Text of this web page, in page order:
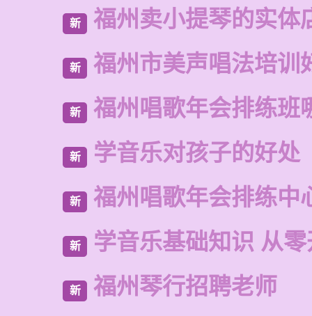
新 福州卖小提琴的实体
新 福州市美声唱法培训
新 福州唱歌年会排练班
新 学音乐对孩子的好处
新 福州唱歌年会排练中
新 学音乐基础知识 从
新 福州琴行招聘老师